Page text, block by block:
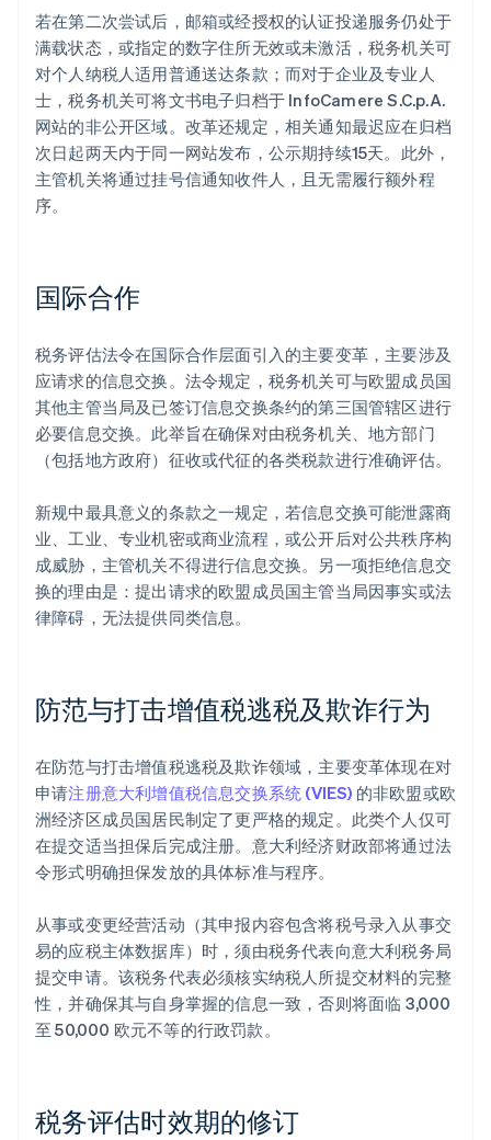
若在第二次尝试后，邮箱或经授权的认证投递服务仍处于
满载状态，或指定的数字住所无效或未激活，税务机关可
对个人纳税人适用普通送达条款；而对于企业及专业人
士，税务机关可将文书电子归档于 InfoCamere S.C.p.A.
网站的非公开区域。改革还规定，相关通知最迟应在归档
次日起两天内于同一网站发布，公示期持续15天。此外，
主管机关将通过挂号信通知收件人，且无需履行额外程
序。
国际合作
税务评估法令在国际合作层面引入的主要变革，主要涉及
应请求的信息交换。法令规定，税务机关可与欧盟成员国
其他主管当局及已签订信息交换条约的第三国管辖区进行
必要信息交换。此举旨在确保对由税务机关、地方部门
（包括地方政府）征收或代征的各类税款进行准确评估。
新规中最具意义的条款之一规定，若信息交换可能泄露商
业、工业、专业机密或商业流程，或公开后对公共秩序构
成威胁，主管机关不得进行信息交换。另一项拒绝信息交
换的理由是：提出请求的欧盟成员国主管当局因事实或法
律障碍，无法提供同类信息。
防范与打击增值税逃税及欺诈行为
在防范与打击增值税逃税及欺诈领域，主要变革体现在对
申请注册意大利增值税信息交换系统 (VIES) 的非欧盟或欧
洲经济区成员国居民制定了更严格的规定。此类个人仅可
在提交适当担保后完成注册。意大利经济财政部将通过法
令形式明确担保发放的具体标准与程序。
从事或变更经营活动（其申报内容包含将税号录入从事交
易的应税主体数据库）时，须由税务代表向意大利税务局
提交申请。该税务代表必须核实纳税人所提交材料的完整
性，并确保其与自身掌握的信息一致，否则将面临 3,000
至 50,000 欧元不等的行政罚款。
税务评估时效期的修订